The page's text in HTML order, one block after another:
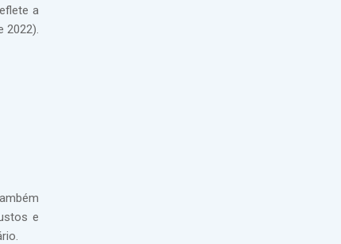
a
2022).
e